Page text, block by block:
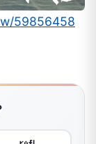
59856458